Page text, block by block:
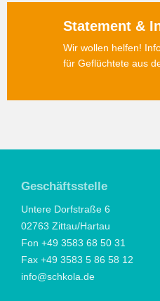
Statement &
Wir wollen helfen!
für Geflüchtete aus
Geschäftsstelle
Untere Dorfstraße 6
02763 Zittau/Hartau
Fon +49 3583 68 50 31
Fax +49 3583 5 86 58 12
info@schkola.de